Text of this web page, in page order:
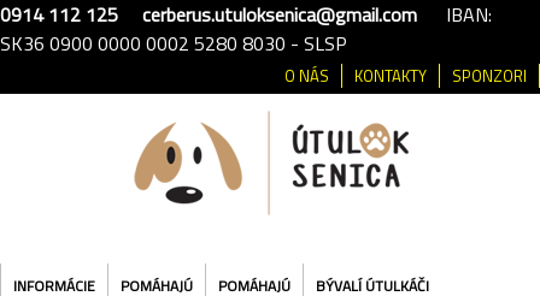
0914 112 125 cerberus.utuloksenica@gmail.com IBAN:
SK36 0900 0000 0002 5280 8030 - SLSP
SPONZORI
KONTAKTY
O NÁS
INFORMÁCIE POMÁHAJÚ POMÁHAJÚ BÝVALÍ ÚTULKÁČI